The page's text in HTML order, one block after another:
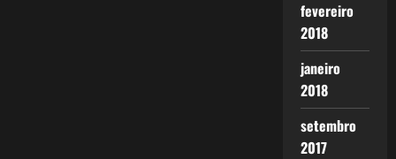
fevereiro
2018
janeiro
2018
setembro
2017